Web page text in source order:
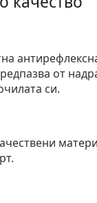
от
си.